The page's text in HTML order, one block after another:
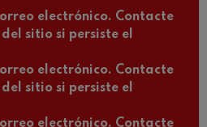
electrónico. Contacte
sitio si persiste el
electrónico. Contacte
sitio si persiste el
electrónico. Contacte